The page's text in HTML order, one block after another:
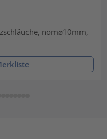
nom⌀10mm,